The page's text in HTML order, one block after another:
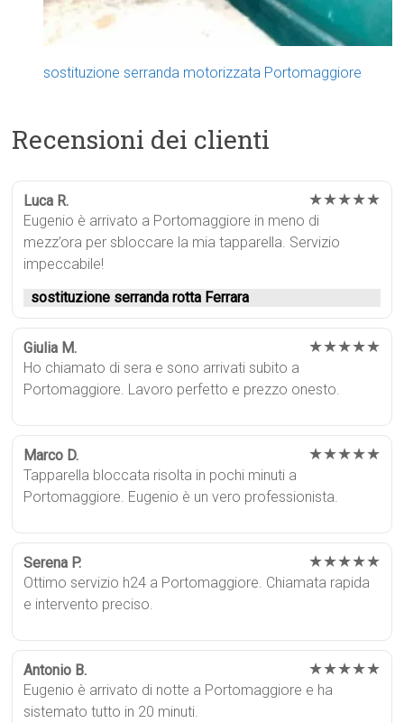
sostituzione serranda motorizzata Portomaggiore
Recensioni dei clienti
Luca R. ★★★★★
Eugenio è arrivato a Portomaggiore in meno di
mezz’ora per sbloccare la mia tapparella. Servizio
impeccabile!
sostituzione serranda rotta Ferrara
Giulia M. ★★★★★
Ho chiamato di sera e sono arrivati subito a
Portomaggiore. Lavoro perfetto e prezzo onesto.
Marco D. ★★★★★
Tapparella bloccata risolta in pochi minuti a
Portomaggiore. Eugenio è un vero professionista.
Serena P. ★★★★★
Ottimo servizio h24 a Portomaggiore. Chiamata rapida
e intervento preciso.
Antonio B. ★★★★★
Eugenio è arrivato di notte a Portomaggiore e ha
sistemato tutto in 20 minuti.